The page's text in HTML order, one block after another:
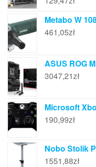
Metabo W
461,05zł
ASUS ROG
3047,21zł
Microsoft
190,99zł
Nobo Stolik
1551,88zł